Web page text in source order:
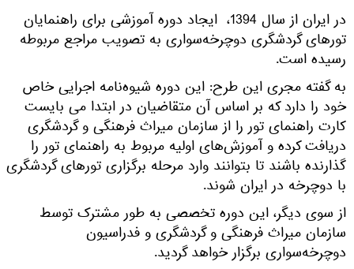
در ایران از سال 1394، ایجاد دوره‌ آموزشی برای راهنمایان
تورهای گردشگری دوچرخه‌سواری به تصویب مراجع مربوطه
رسیده است.
به گفته مجری این طرح: این دوره شیوه‌نامه‌ اجرایی خاص
خود را دارد که بر اساس آن متقاضیان در ابتدا می بایست
کارت راهنمای تور را از سازمان میراث فرهنگی و گردشگری
دریافت کرده و آموزش‌های اولیه مربوط به راهنمای تور را
گذارنده باشند تا بتوانند وارد مرحله برگزاری تورهای گردشگری
با دوچرخه در ایران شوند.
از سوی دیگر، این دوره‌ تخصصی به طور مشترک توسط
سازمان میراث فرهنگی و گردشگری و فدراسیون
دوچرخه‌سواری برگزار خواهد گردید.